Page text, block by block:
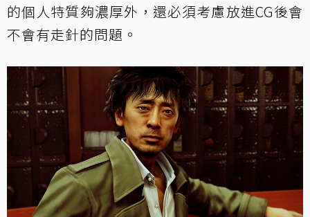
的個人特質夠濃厚外，還必須考慮放進CG後會
不會有走針的問題。